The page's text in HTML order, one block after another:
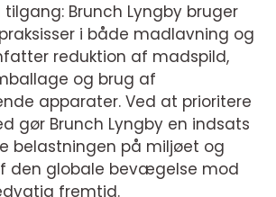
Brunch Lyngby bruger
i både madlavning og
reduktion af madspild,
og brug af
apparater. Ved at prioritere
gør Brunch Lyngby en indsats
belastningen på miljøet og
den globale bevægelse mod
fremtid.